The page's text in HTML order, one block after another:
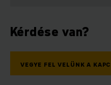
Kérdése van?
VEGYE FEL VELÜNK A